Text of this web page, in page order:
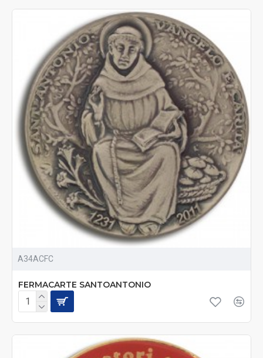
A34ACFC
FERMACARTE SANTOANTONIO